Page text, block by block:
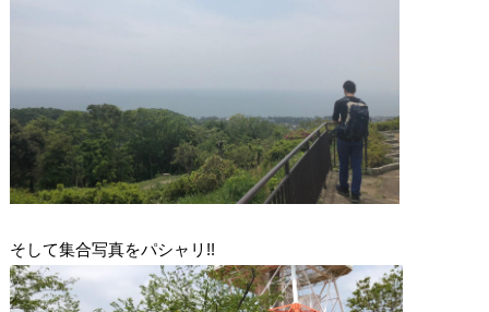
そして集合写真をパシャリ !!